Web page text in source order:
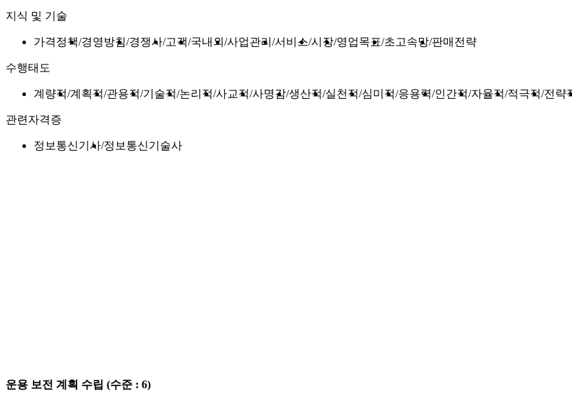
지식 및 기술
가격정책 경영방침 경쟁사 고객 국내외 사업관리 서비스 시장 영업목표 초고속망 판매전략
수행태도
계량적 계획적 관용적 기술적 논리적 사교적 사명감 생산적 실천적 심미적 응용력 인간적 자율적 적극적 전략
관련자격증
정보통신기사 정보통신기술사
운용 보전 계획 수립 (수준 : 6)